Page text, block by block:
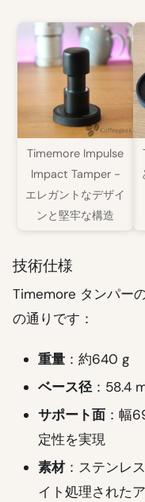
Timemore Impulse
Impact Tamper -
エレガントなデザイ
ンと堅牢な構造
技術仕様
Timemore タンパー
の通りです：
重量 ：約640 g
ベース径：58.4
サポート面 ：幅
定性を実現
素材：ステンレ
イト処理された